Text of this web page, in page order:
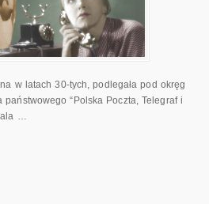
w latach 30-tych, podlegała pod okręg
“Polska Poczta, Telegraf i
…